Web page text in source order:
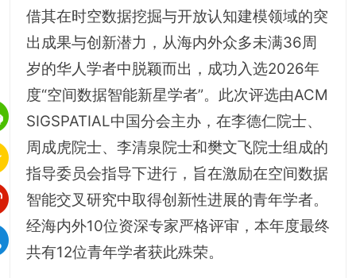
借其在时空数据挖掘与开放认知建模领域的突
出成果与创新潜力，从海内外众多未满36周
岁的华人学者中脱颖而出，成功入选2026年
度“空间数据智能新星学者”。此次评选由ACM
SIGSPATIAL中国分会主办，在李德仁院士、
周成虎院士、李清泉院士和樊文飞院士组成的
指导委员会指导下进行，旨在激励在空间数据
智能交叉研究中取得创新性进展的青年学者。
经海内外10位资深专家严格评审，本年度最终
共有12位青年学者获此殊荣。